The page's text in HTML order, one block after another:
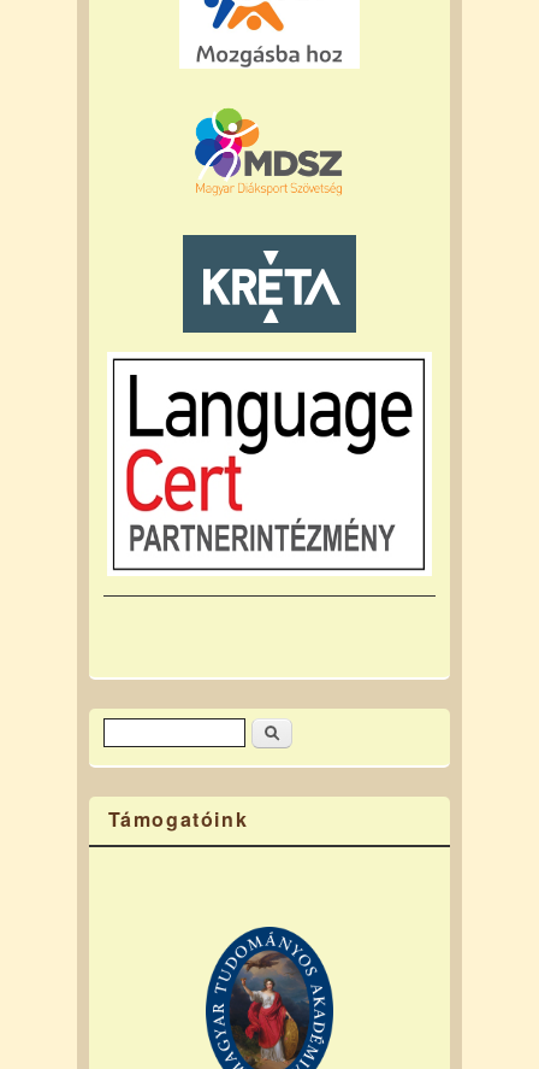
Keresés űrlap
Keresés
Támogatóink